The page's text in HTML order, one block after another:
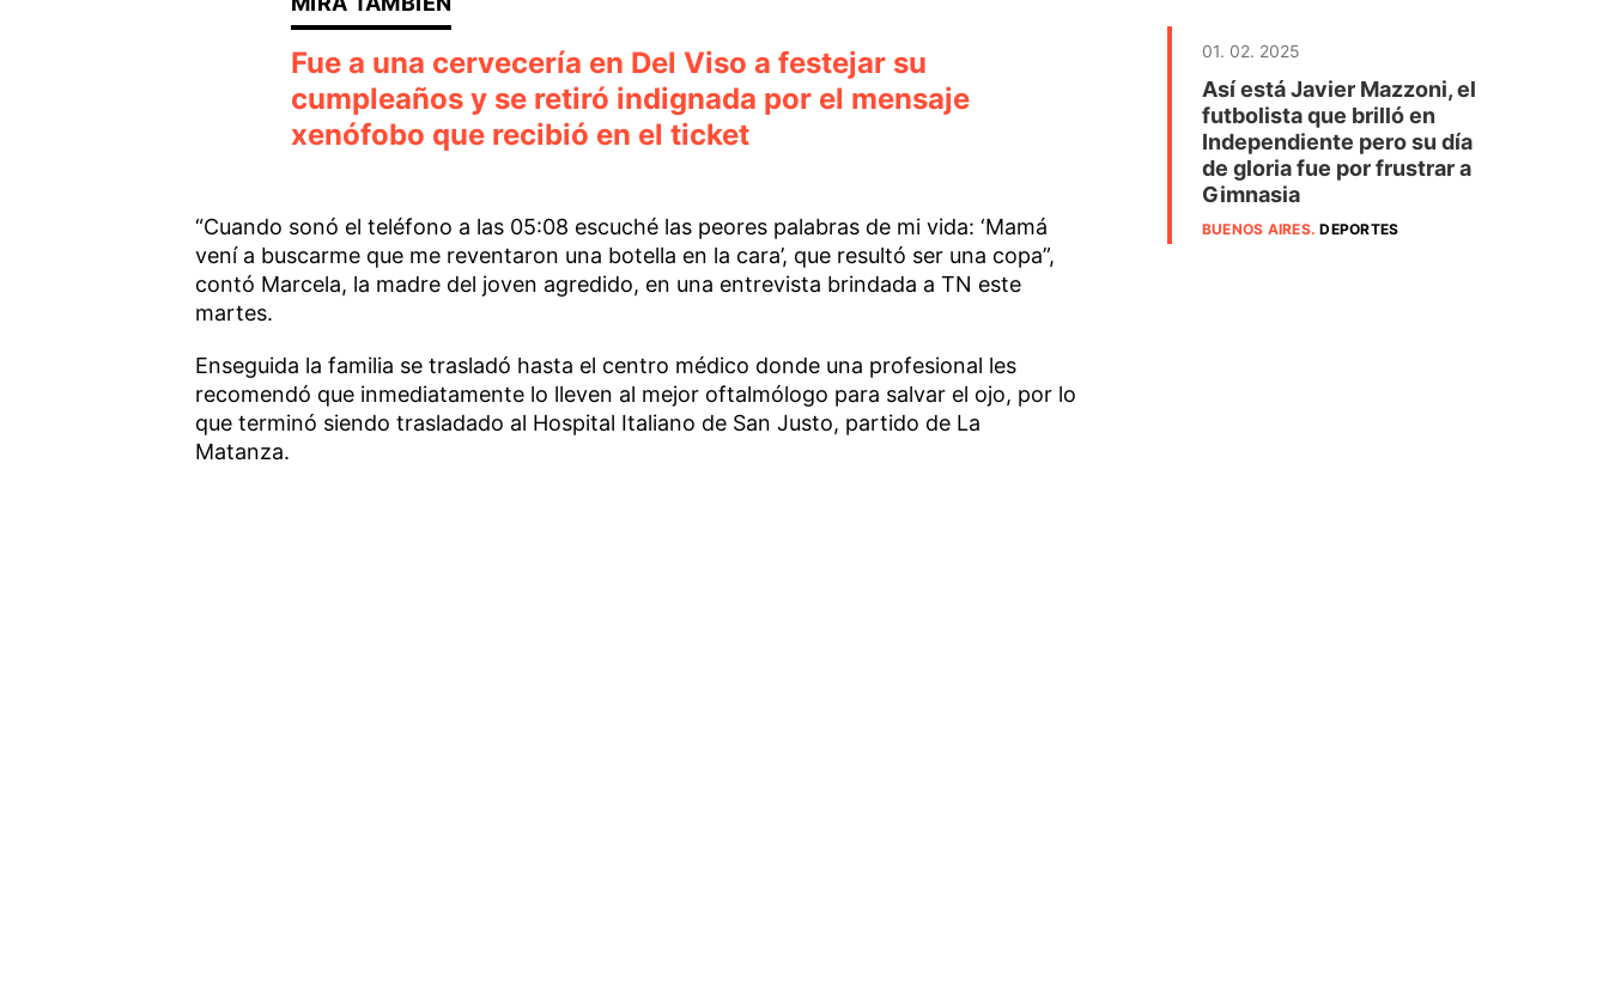
Fue a una cervecería en Del Viso a festejar su
cumpleaños y se retiró indignada por el mensaje
xenófobo que recibió en el ticket
“Cuando sonó el teléfono a las 05:08 escuché las peores palabras de mi vida: ‘Mamá
vení a buscarme que me reventaron una botella en la cara’, que resultó ser una copa”,
contó Marcela, la madre del joven agredido, en una entrevista brindada a TN este
martes.
Enseguida la familia se trasladó hasta el centro médico donde una profesional les
recomendó que inmediatamente lo lleven al mejor oftalmólogo para salvar el ojo, por lo
que terminó siendo trasladado al Hospital Italiano de San Justo, partido de La
Matanza.
01. 02. 2025
Así está Javier Mazzoni, el
futbolista que brilló en
Independiente pero su día
de gloria fue por frustrar a
Gimnasia
BUENOS AIRES.DEPORTES